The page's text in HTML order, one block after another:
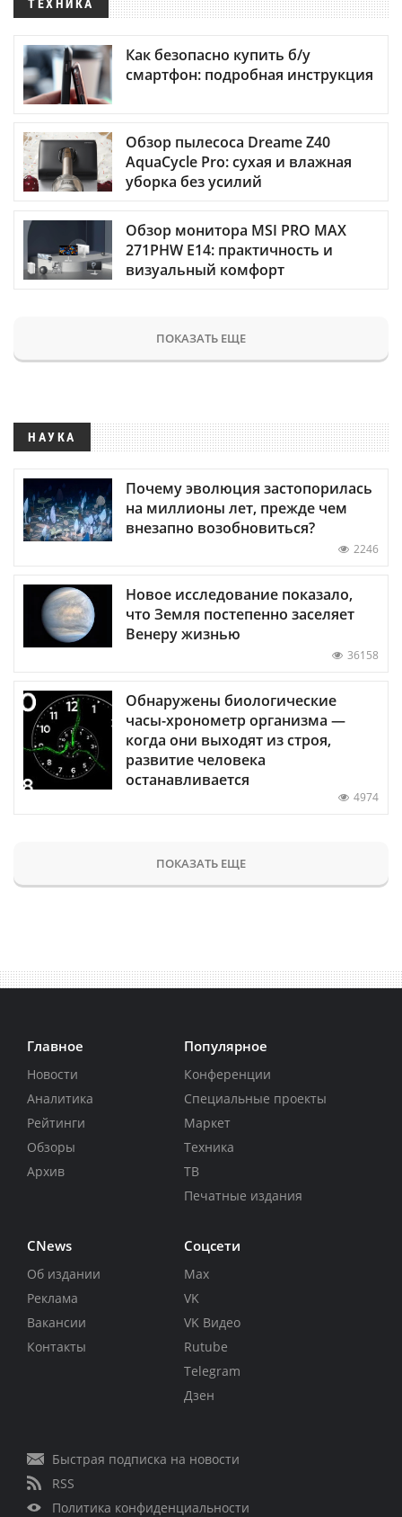
ТЕХНИКА
Как безопасно купить б/у
смартфон: подробная инструкция
Обзор пылесоса Dreame Z40
AquaCycle Pro: сухая и влажная
уборка без усилий
Обзор монитора MSI PRO MAX
271PHW E14: практичность и
визуальный комфорт
ПОКАЗАТЬ ЕЩЕ
НАУКА
Почему эволюция застопорилась
на миллионы лет, прежде чем
внезапно возобновиться?
2246
Новое исследование показало,
что Земля постепенно заселяет
Венеру жизнью
36158
Обнаружены биологические
часы-хронометр организма —
когда они выходят из строя,
развитие человека
останавливается
4974
ПОКАЗАТЬ ЕЩЕ
Главное
Новости
Аналитика
Рейтинги
Обзоры
Архив
Популярное
Конференции
Специальные проекты
Маркет
Техника
ТВ
Печатные издания
CNews
Об издании
Реклама
Вакансии
Контакты
Соцсети
Max
VK
VK Видео
Rutube
Telegram
Дзен
Быстрая подписка на новости
RSS
Политика конфиденциальности